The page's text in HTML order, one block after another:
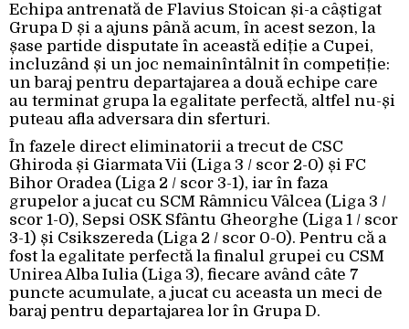
Echipa antrenată de Flavius Stoican și-a câștigat
Grupa D și a ajuns până acum, în acest sezon, la
șase partide disputate în această ediție a Cupei,
incluzând și un joc nemainîntâlnit în competiție:
un baraj pentru departajarea a două echipe care
au terminat grupa la egalitate perfectă, altfel nu-și
puteau afla adversara din sferturi.
În fazele direct eliminatorii a trecut de CSC
Ghiroda și Giarmata Vii (Liga 3 / scor 2-0) și FC
Bihor Oradea (Liga 2 / scor 3-1), iar în faza
grupelor a jucat cu SCM Râmnicu Vâlcea (Liga 3 /
scor 1-0), Sepsi OSK Sfântu Gheorghe (Liga 1 / scor
3-1) și Csikszereda (Liga 2 / scor 0-0). Pentru că a
fost la egalitate perfectă la finalul grupei cu CSM
Unirea Alba Iulia (Liga 3), fiecare având câte 7
puncte acumulate, a jucat cu aceasta un meci de
baraj pentru departajarea lor în Grupa D.